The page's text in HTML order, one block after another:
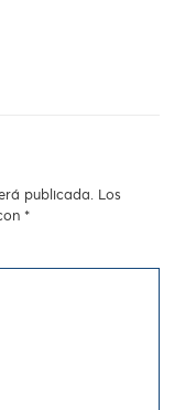
publicada. Los
*